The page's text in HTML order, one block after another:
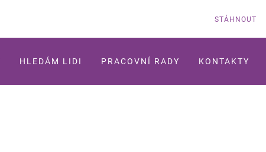
STÁHNOUT
HLEDÁM LIDI PRACOVNÍ RADY KONTAKTY